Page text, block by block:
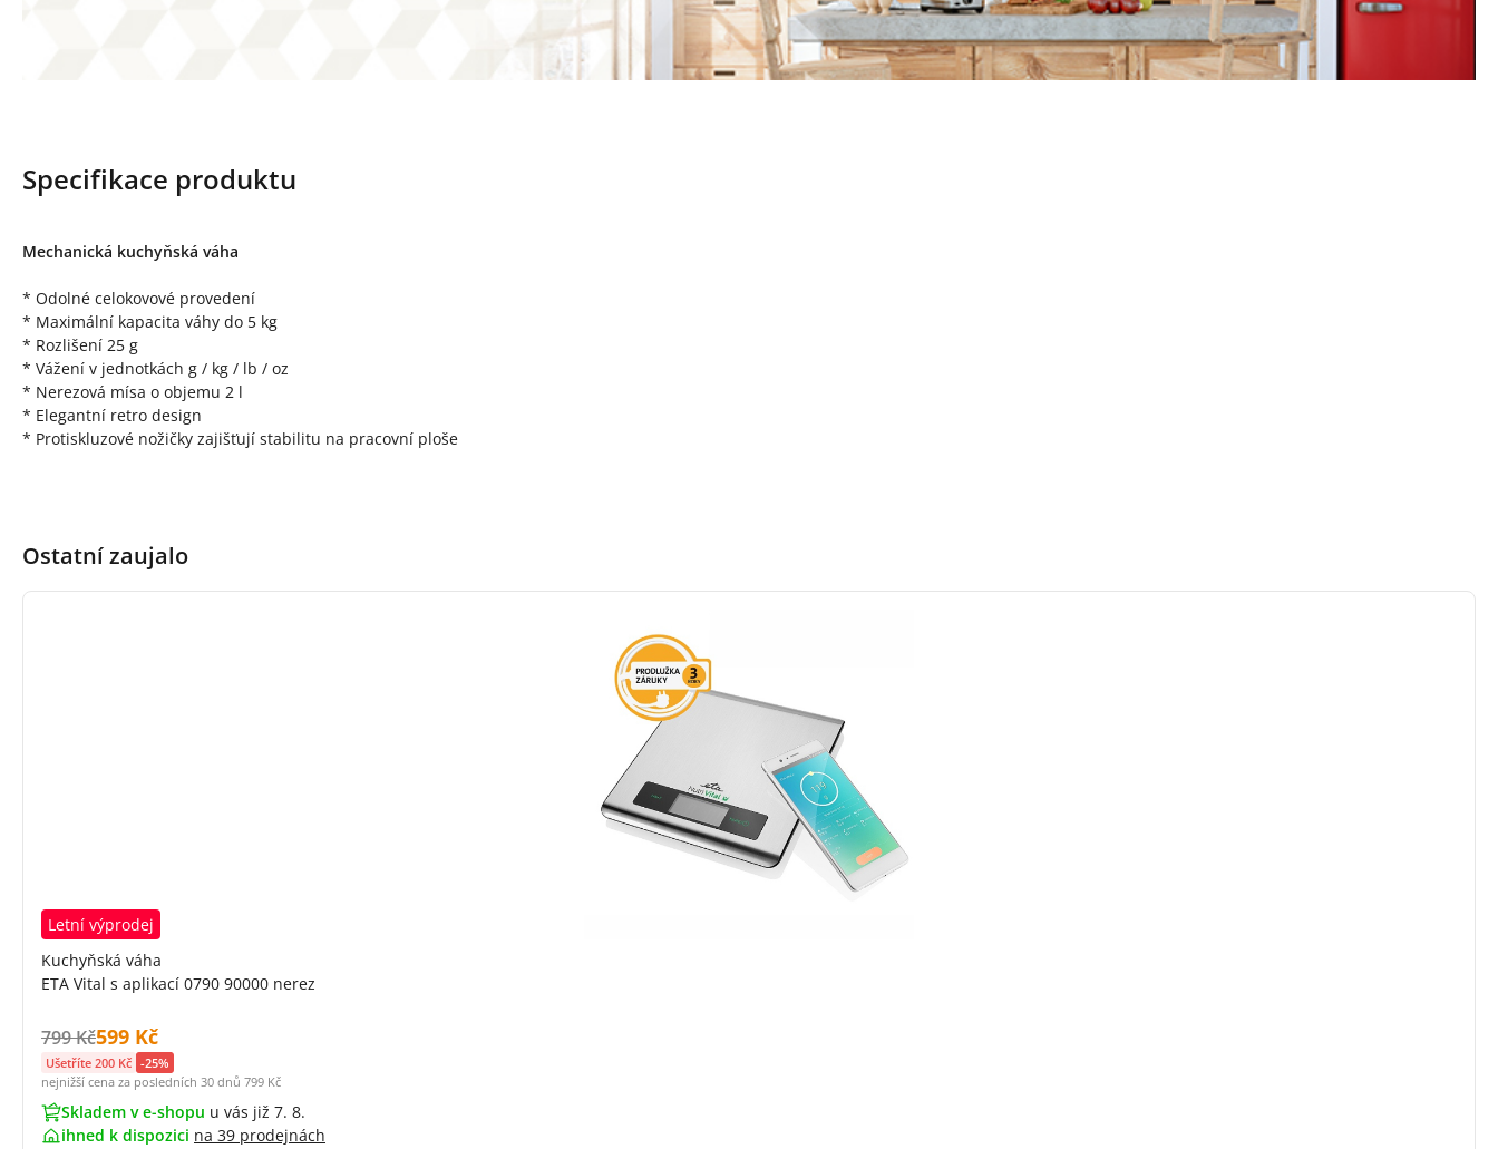
Specifikace produktu
Mechanická kuchyňská váha
* Odolné celokovové provedení
* Maximální kapacita váhy do 5 kg
* Rozlišení 25 g
* Vážení v jednotkách g / kg / lb / oz
* Nerezová mísa o objemu 2 l
* Elegantní retro design
* Protiskluzové nožičky zajišťují stabilitu na pracovní ploše
Ostatní zaujalo
Letní výprodej
Kuchyňská váha
ETA Vital s aplikací 0790 90000 nerez
Původní cena s DPH:
799 KčCena s DPH:
599 Kč
Ušetříte 200 Kč -25%
nejnižší cena za posledních 30 dnů 799 Kč
Skladem v e-shopu u vás již 7. 8.
ihned k dispozici na 39 prodejnách